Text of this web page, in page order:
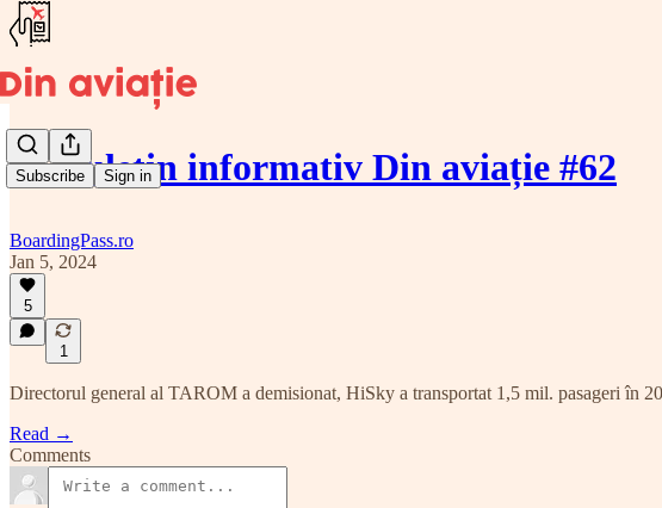
Subscribe Sign in
🗞️ Buletin informativ Din aviație #62
BoardingPass.ro
Jan 5, 2024
5
1
Directorul general al TAROM a demisionat, HiSky a transportat 1,5 mil. pasageri în
Read →
Comments